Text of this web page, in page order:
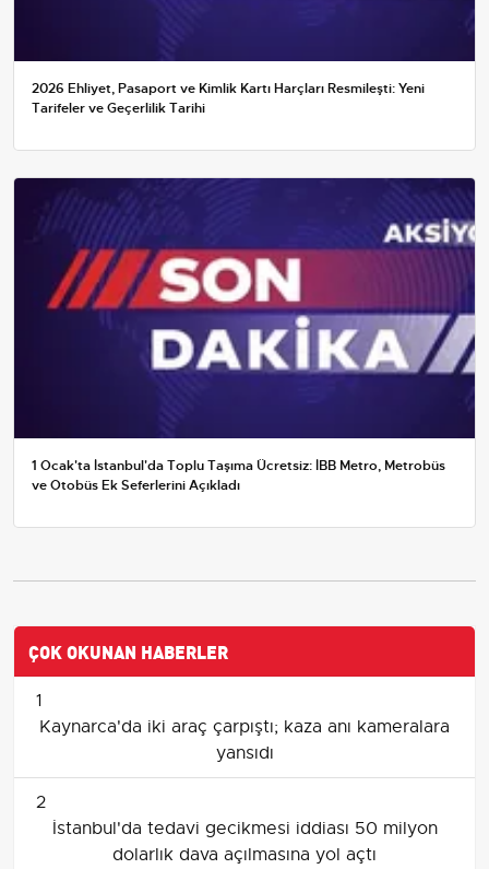
2026 Ehliyet, Pasaport ve Kimlik Kartı Harçları Resmileşti: Yeni
Tarifeler ve Geçerlilik Tarihi
1 Ocak'ta İstanbul'da Toplu Taşıma Ücretsiz: İBB Metro, Metrobüs
ve Otobüs Ek Seferlerini Açıkladı
ÇOK OKUNAN HABERLER
1
Kaynarca'da iki araç çarpıştı; kaza anı kameralara
yansıdı
2
İstanbul'da tedavi gecikmesi iddiası 50 milyon
dolarlık dava açılmasına yol açtı